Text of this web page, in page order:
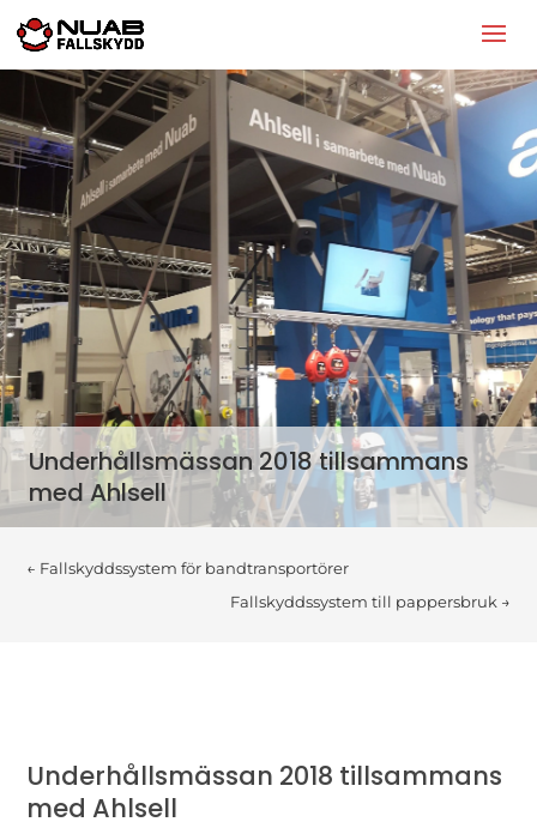
Underhållsmässan 2018 tillsammans
med Ahlsell
← Fallskyddssystem för bandtransportörer
Fallskyddssystem till pappersbruk →
Underhållsmässan 2018 tillsammans
med Ahlsell